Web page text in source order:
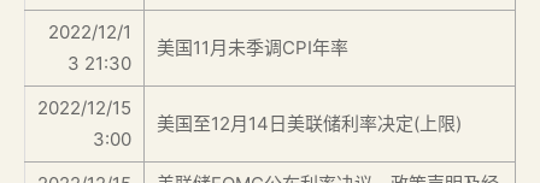
2022/12/1
3 21:30
美国11月未季调CPI年率
2022/12/15
3:00
美国至12月14日美联储利率决定(上限)